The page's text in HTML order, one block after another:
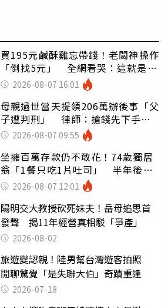
買195元鹹酥雞忘帶錢！老闆神操作
「倒找5元」 全網看哭：這就是台
灣 2026-08-07 16:01
母親過世當天提領206萬辦後事「父
子遭判刑」 律師：搶錢先下手是
罪 2026-08-07 09:55
坐擁百萬存款仍不敢花！74歲獨居
翁「1餐只吃1片吐司」 半年後暴
瘦嚇壞女兒
2026-08-07 12:01
陽明交大教授砍死妹夫！岳母追思首
發聲 揭11年經營真相駁「爭產」
2026-08-02
旅遊變認親！陸男幫台灣遊客拍照
閒聊驚覺「是失聯大伯」奇蹟重逢
2026-07-18